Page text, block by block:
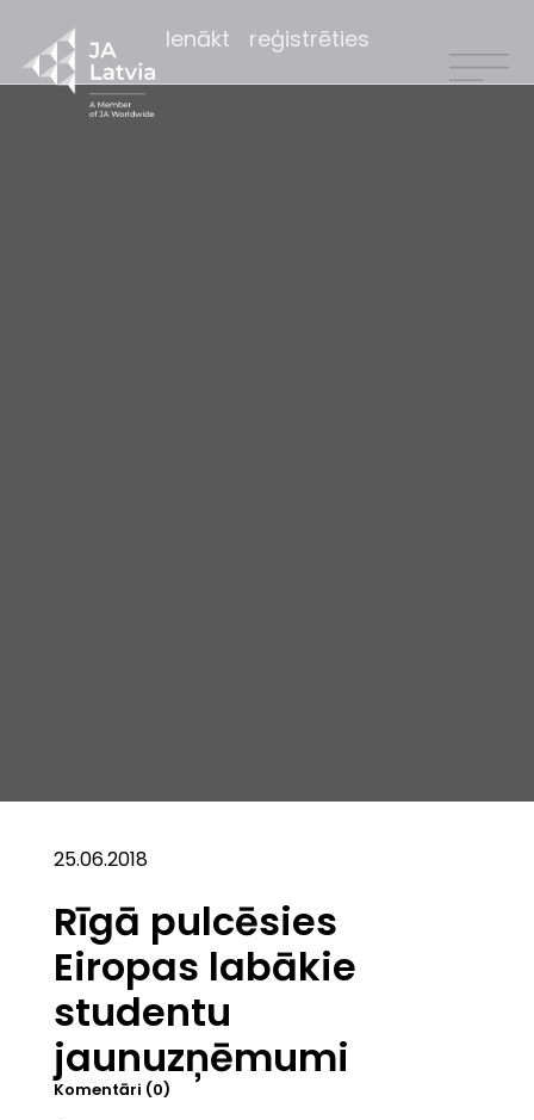
Ienākt reģistrēties
25.06.2018
Rīgā pulcēsies
Eiropas labākie
studentu
jaunuzņēmumi
Komentāri (0)